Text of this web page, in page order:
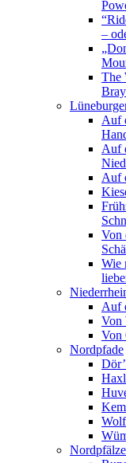
–
The
Auf
Auf
Auf
Von
Wie
Auf
Von
Von
Nordpfade